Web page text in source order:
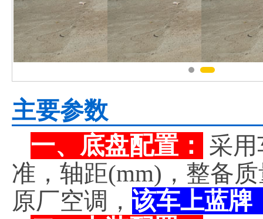
主要参数
一、底盘配置：
采
准，轴距(mm)，整备
原厂空调， 该车上蓝牌